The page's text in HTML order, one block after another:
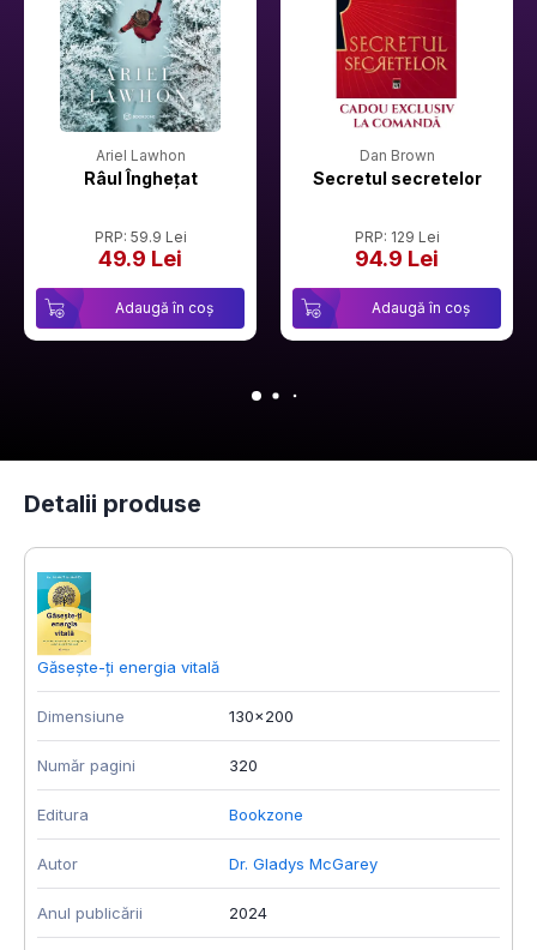
Ariel Lawhon
Râul Înghețat
PRP: 59.9 Lei
49.9 Lei
Adaugă în coș
Dan Brown
Secretul secretelor
PRP: 129 Lei
94.9 Lei
Adaugă în coș
Detalii produse
Găsește-ți energia vitală
Dimensiune 130x200
Număr pagini 320
Editura Bookzone
Autor Dr. Gladys McGarey
Anul publicării 2024